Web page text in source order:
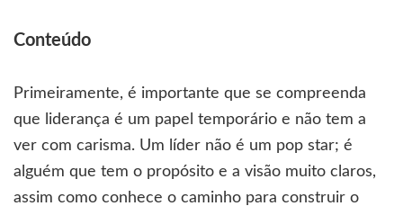
Conteúdo
Primeiramente, é importante que se compreenda
que liderança é um papel temporário e não tem a
ver com carisma. Um líder não é um pop star; é
alguém que tem o propósito e a visão muito claros,
assim como conhece o caminho para construir o